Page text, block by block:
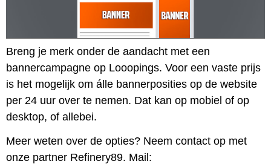
Breng je merk onder de aandacht met een
bannercampagne op Looopings. Voor een vaste prijs
is het mogelijk om álle bannerposities op de website
per 24 uur over te nemen. Dat kan op mobiel of op
desktop, of allebei.
Meer weten over de opties? Neem contact op met
onze partner Refinery89. Mail: